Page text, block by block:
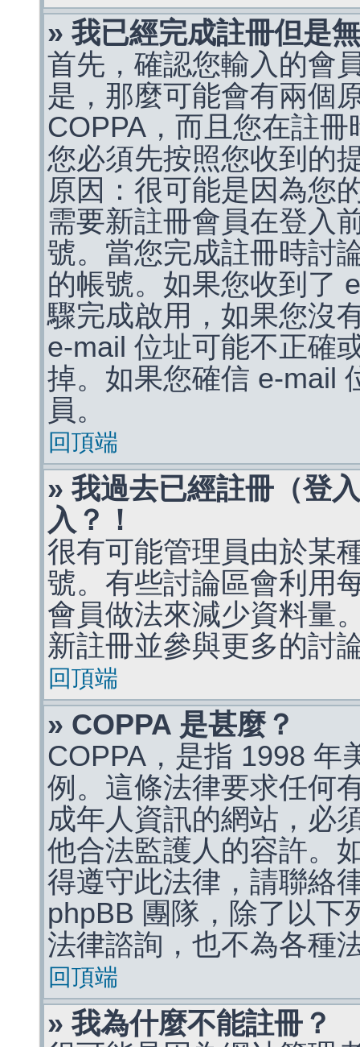
» 我已經完成註冊但是
首先，確認您輸入的會
是，那麼可能會有兩個
COPPA，而且您在註
您必須先按照您收到的
原因：很可能是因為您
需要新註冊會員在登入
號。當您完成註冊時討
的帳號。如果您收到了
驟完成啟用，如果您沒
e-mail 位址可能不正確
掉。如果您確信 e-mail
員。
回頂端
» 我過去已經註冊（登
入？！
很有可能管理員由於某
號。有些討論區會利用
會員做法來減少資料量
新註冊並參與更多的討
回頂端
» COPPA 是甚麼？
COPPA，是指 1998 年
例。這條法律要求任何
成年人資訊的網站，必
他合法監護人的容許。
得遵守此法律，請聯絡
phpBB 團隊，除了以下
法律諮詢，也不為各種
回頂端
» 我為什麼不能註冊？